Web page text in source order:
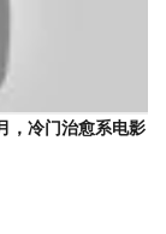
，冷门治愈系电影